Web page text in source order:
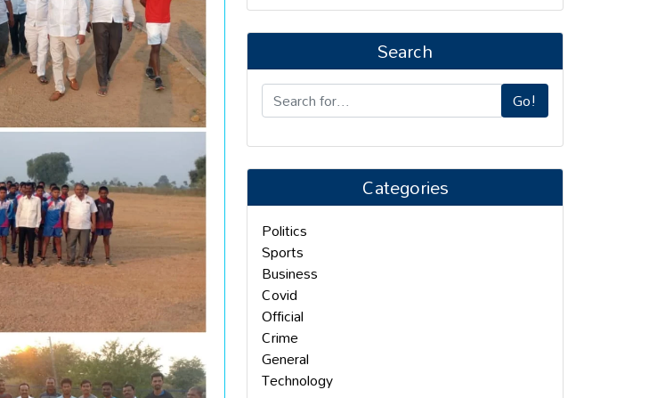
Search
Go!
Categories
Politics
Sports
Business
Covid
Official
Crime
General
Technology